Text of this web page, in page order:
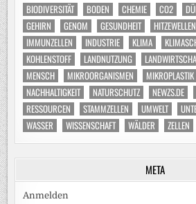
BIODIVERSITÄT
BODEN CHEMIE CO2
GEHIRN
GENOM GESUNDHEIT HITZEWELLEN
IMMUNZELLEN
INDUSTRIE KLIMA
KOHLENSTOFF
LANDNUTZUNG
MENSCH
MIKROORGANISMEN MIKROPLASTIK
NACHHALTIGKEIT
NATURSCHUTZ NEWZS.DE
RESSOURCEN
STAMMZELLEN UMWELT
WASSER
WISSENSCHAFT WÄLDER ZELLEN
META
Anmelden